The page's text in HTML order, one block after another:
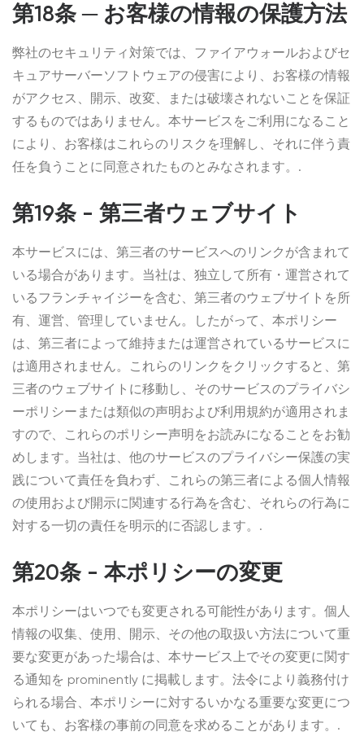
第18条 ─ お客様の情報の保護方法
弊社のセキュリティ対策では、ファイアウォールおよびセ
キュアサーバーソフトウェアの侵害により、お客様の情報
がアクセス、開示、改変、または破壊されないことを保証
するものではありません。本サービスをご利用になること
により、お客様はこれらのリスクを理解し、それに伴う責
任を負うことに同意されたものとみなされます。.
第19条 - 第三者ウェブサイト
本サービスには、第三者のサービスへのリンクが含まれて
いる場合があります。当社は、独立して所有・運営されて
いるフランチャイジーを含む、第三者のウェブサイトを所
有、運営、管理していません。したがって、本ポリシー
は、第三者によって維持または運営されているサービスに
は適用されません。これらのリンクをクリックすると、第
三者のウェブサイトに移動し、そのサービスのプライバシ
ーポリシーまたは類似の声明および利用規約が適用されま
すので、これらのポリシー声明をお読みになることをお勧
めします。当社は、他のサービスのプライバシー保護の実
践について責任を負わず、これらの第三者による個人情報
の使用および開示に関連する行為を含む、それらの行為に
対する一切の責任を明示的に否認します。.
第20条 - 本ポリシーの変更
本ポリシーはいつでも変更される可能性があります。個人
情報の収集、使用、開示、その他の取扱い方法について重
要な変更があった場合は、本サービス上でその変更に関す
る通知を prominently に掲載します。法令により義務付け
られる場合、本ポリシーに対するいかなる重要な変更につ
いても、お客様の事前の同意を求めることがあります。.